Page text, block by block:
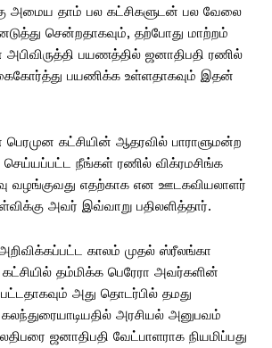
அமைய தாம் பல கட்சிகளுடன் பல வேலை
சென்றதாகவும், தற்போது மாற்றம்
அபிவிருத்தி பயணத்தில் ஜனாதிபதி ரணில்
பயணிக்க உள்ளதாகவும் இதன்
கட்சியின் ஆதரவில் பாராளுமன்ற
செய்யப்பட்ட நீங்கள் ரணில் விக்ரமசிங்க
வழங்குவது எதற்காக என ஊடகவியலாளர்
அவர் இவ்வாறு பதிலளித்தார்.
காலம் முதல் ஸ்ரீலங்கா
தம்மிக்க பெரேரா அவர்களின்
அது தொடர்பில் தமது
அரசியல் அனுபவம்
ஜனாதிபதி வேட்பாளராக நியமிப்பது